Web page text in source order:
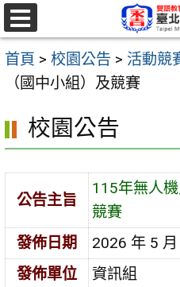
跳
至
主
區
選
單
首頁 > 校園公告 > 活動競
（國中小組）及競賽
校園公告
公告主旨
115年無人
競賽
發佈日期
2026 年 5 月
發佈單位
資訊組